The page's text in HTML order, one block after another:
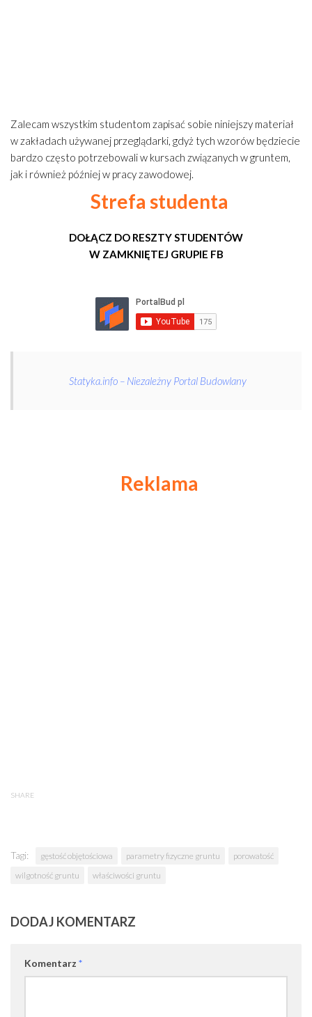
Zalecam wszystkim studentom zapisać sobie niniejszy materiał
w zakładach używanej przeglądarki, gdyż tych wzorów będziecie
bardzo często potrzebowali w kursach związanych w gruntem,
jak i również później w pracy zawodowej.
Strefa studenta
DOŁĄCZ DO RESZTY STUDENTÓW
W ZAMKNIĘTEJ GRUPIE FB
Statyka.info – Niezależny Portal Budowlany
Reklama
SHARE
Tagi: gęstość objętościowa parametry fizyczne gruntu
porowatość
wilgotność gruntu
właściwości gruntu
DODAJ KOMENTARZ
Komentarz *